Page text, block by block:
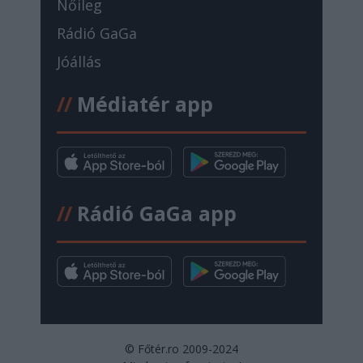
Nőileg
Rádió GaGa
Jóállás
//Médiatér app
//Rádió GaGa app
© Főtér.ro 2009-2024